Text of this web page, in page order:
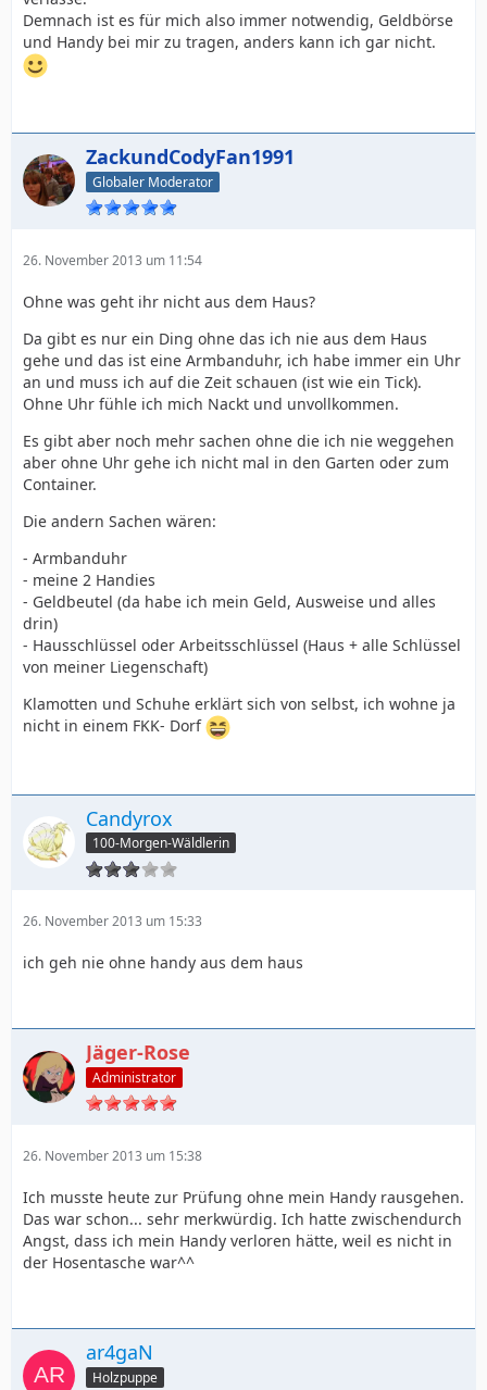
Demnach ist es für mich also immer notwendig, Geldbörse
und Handy bei mir zu tragen, anders kann ich gar nicht.
ZackundCodyFan1991
Globaler Moderator
26. November 2013 um 11:54
Ohne was geht ihr nicht aus dem Haus?
Da gibt es nur ein Ding ohne das ich nie aus dem Haus
gehe und das ist eine Armbanduhr, ich habe immer ein Uhr
an und muss ich auf die Zeit schauen (ist wie ein Tick).
Ohne Uhr fühle ich mich Nackt und unvollkommen.
Es gibt aber noch mehr sachen ohne die ich nie weggehen
aber ohne Uhr gehe ich nicht mal in den Garten oder zum
Container.
Die andern Sachen wären:
- Armbanduhr
- meine 2 Handies
- Geldbeutel (da habe ich mein Geld, Ausweise und alles
drin)
- Hausschlüssel oder Arbeitsschlüssel (Haus + alle Schlüssel
von meiner Liegenschaft)
Klamotten und Schuhe erklärt sich von selbst, ich wohne ja
nicht in einem FKK- Dorf
Candyrox
100-Morgen-Wäldlerin
26. November 2013 um 15:33
ich geh nie ohne handy aus dem haus
Jäger-Rose
Administrator
26. November 2013 um 15:38
Ich musste heute zur Prüfung ohne mein Handy rausgehen.
Das war schon... sehr merkwürdig. Ich hatte zwischendurch
Angst, dass ich mein Handy verloren hätte, weil es nicht in
der Hosentasche war^^
ar4gaN
Holzpuppe